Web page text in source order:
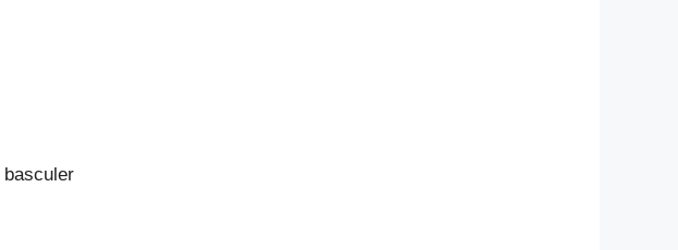
basculer